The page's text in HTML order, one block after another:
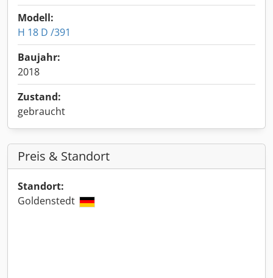
Modell:
H 18 D /391
Baujahr:
2018
Zustand:
gebraucht
Preis & Standort
Standort:
Goldenstedt